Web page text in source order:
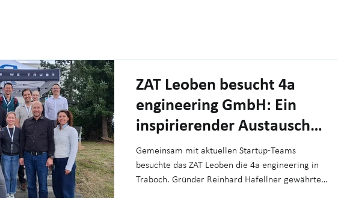
ZAT Leoben besucht 4a
engineering GmbH: Ein
inspirierender Austausch
für Gründer
Gemeinsam mit aktuellen Startup-Teams
besuchte das ZAT Leoben die 4a engineering in
Traboch. Gründer Reinhard Hafellner gewährte